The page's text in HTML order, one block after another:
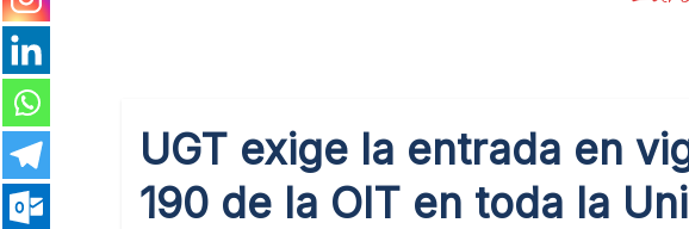
UGT exige la entrada en
190 de la OIT en toda la